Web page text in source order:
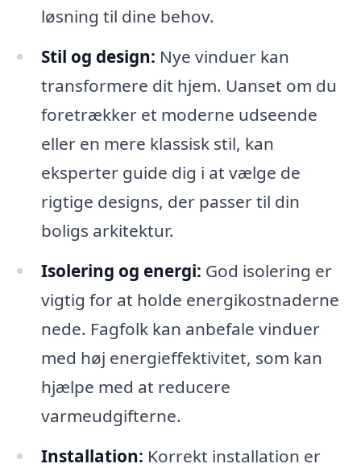
løsning til dine behov.
Stil og design: Nye vinduer kan
transformere dit hjem. Uanset om du
foretrækker et moderne udseende
eller en mere klassisk stil, kan
eksperter guide dig i at vælge de
rigtige designs, der passer til din
boligs arkitektur.
Isolering og energi: God isolering er
vigtig for at holde energikostnaderne
nede. Fagfolk kan anbefale vinduer
med høj energieffektivitet, som kan
hjælpe med at reducere
varmeudgifterne.
Installation: Korrekt installation er